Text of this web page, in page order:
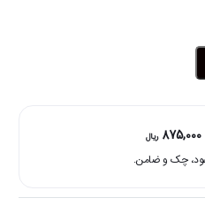
875,000 ریال